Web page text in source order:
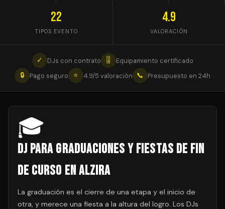
22
TIPOS EVENTO
4.9
VALORACIÓN
✓ DJs con contrato 🎚
Equipamiento certificado
🔒
Pago seguro ⭐ 4.9/5 valoración 📞 Presupuesto en 24h
🎓
DJ para Graduaciones y Fiestas de Fin
de Curso en Alzira
La graduación es el cierre de una etapa y el inicio de
otra, y merece una fiesta a la altura del logro. Los DJs